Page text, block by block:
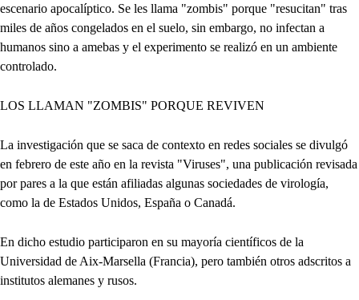
escenario apocalíptico. Se les llama "zombis" porque "resucitan" tras
miles de años congelados en el suelo, sin embargo, no infectan a
humanos sino a amebas y el experimento se realizó en un ambiente
controlado.
LOS LLAMAN "ZOMBIS" PORQUE REVIVEN
La investigación que se saca de contexto en redes sociales se divulgó
en febrero de este año en la revista "Viruses", una publicación revisada
por pares a la que están afiliadas algunas sociedades de virología,
como la de Estados Unidos, España o Canadá.
En dicho estudio participaron en su mayoría científicos de la
Universidad de Aix-Marsella (Francia), pero también otros adscritos a
institutos alemanes y rusos.